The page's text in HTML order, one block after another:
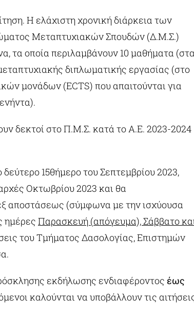
Η ελάχιστη χρονική διάρκεια των
Μεταπτυχιακών Σπουδών (Δ.Μ.Σ.)
τα οποία περιλαμβάνουν 10 μαθήματα (στα
διπλωματικής εργασίας (στο
μονάδων (ECTS) που απαιτούνται για
δεκτοί στο Π.Μ.Σ. κατά το Α.Ε. 2023-2024
15θήμερο του Σεπτεμβρίου 2023,
Οκτωβρίου 2023 και θα
αποστάσεως (σύμφωνα με την ισχύουσα
ημέρες Παρασκευή (απόγευμα), Σάββατο
του Τμήματος Δασολογίας, Επιστημών
εκδήλωσης ενδιαφέροντος έως
καλούνται να υποβάλλουν τις